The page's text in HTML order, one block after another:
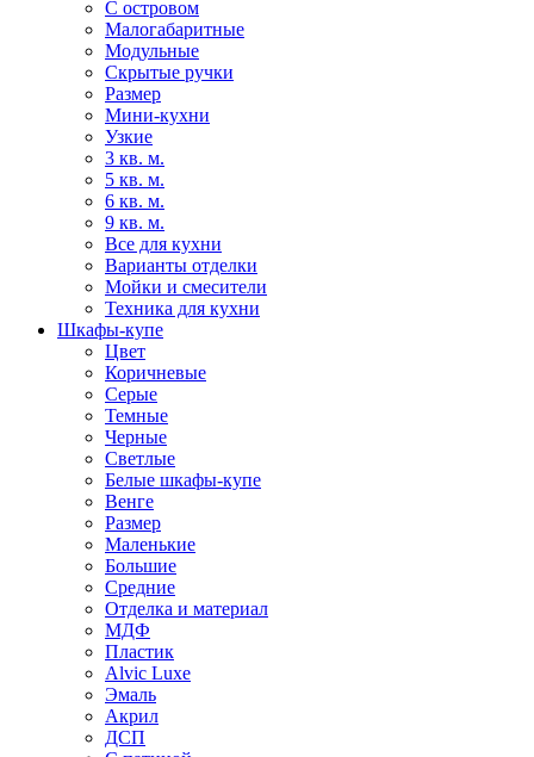
С островом
Малогабаритные
Модульные
Скрытые ручки
Размер
Мини-кухни
Узкие
3 кв. м.
5 кв. м.
6 кв. м.
9 кв. м.
Все для кухни
Варианты отделки
Мойки и смесители
Техника для кухни
Шкафы-купе
Цвет
Коричневые
Серые
Темные
Черные
Светлые
Белые шкафы-купе
Венге
Размер
Маленькие
Большие
Средние
Отделка и материал
МДФ
Пластик
Alvic Luxe
Эмаль
Акрил
ДСП